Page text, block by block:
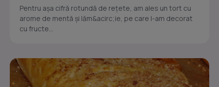
Pentru așa cifră rotundă de rețete, am ales un tort cu
arome de mentă și lăm&acirc;ie, pe care l-am decorat
cu fructe...